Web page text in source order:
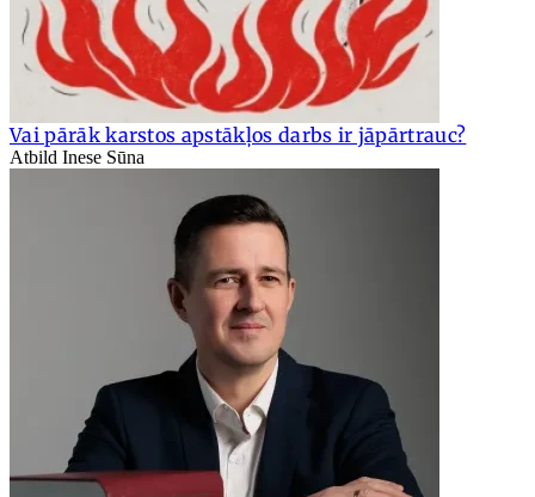
Vai pārāk karstos apstākļos darbs ir jāpārtrauc?
Atbild Inese Sūna